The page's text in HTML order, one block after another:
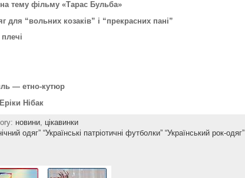
на тему фільму «Тарас Бульба»
для “вольних козаків” і “прекрасних пані”
— етно-кутюр
Нібак
новини, цікавинки
одяг” “Українські патріотичні футболки” “Український рок-одяг”